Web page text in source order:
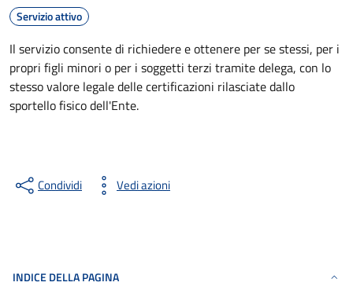
Servizio attivo
Il servizio consente di richiedere e ottenere per se stessi, per i
propri figli minori o per i soggetti terzi tramite delega, con lo
stesso valore legale delle certificazioni rilasciate dallo
sportello fisico dell'Ente.
Condividi Vedi azioni
INDICE DELLA PAGINA